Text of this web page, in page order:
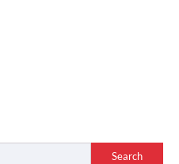
Search